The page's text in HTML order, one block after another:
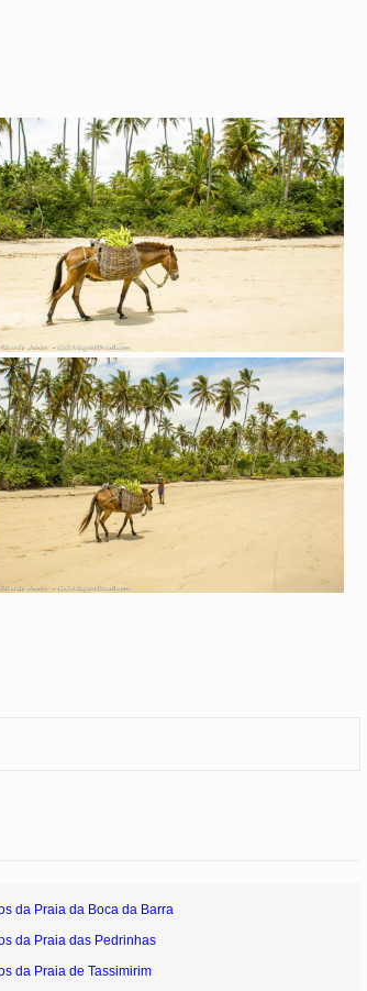
da Praia da Boca da Barra
da Praia das Pedrinhas
da Praia de Tassimirim